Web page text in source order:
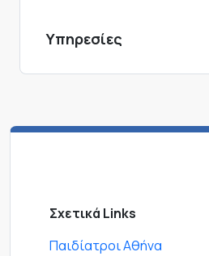
Υπηρεσίες
Σχετικά Links
Παιδίατροι Αθήνα